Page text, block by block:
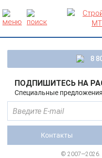
8
ПОДПИШИТЕСЬ НА
Специальные
Контакты
© 2007—2026.